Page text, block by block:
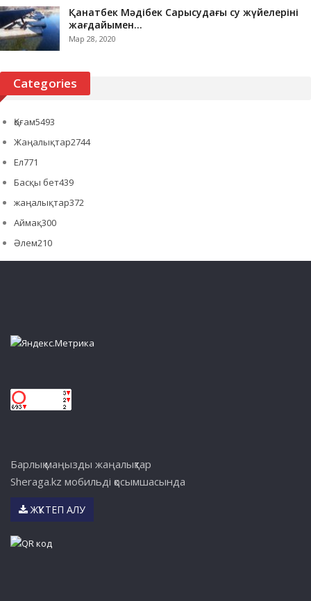
Қанатбек Мәдібек Сарысудағы су жүйелерінің
жағдайымен…
Мар 28, 2020
Categories
Қоғам5493
Жаңалықтар2744
Ел771
Басқы бет439
жаңалықтар372
Аймақ300
Әлем210
Барлық маңызды жаңалықтар
Sheraga.kz мобильді қосымшасында
ЖҮКТЕП АЛУ